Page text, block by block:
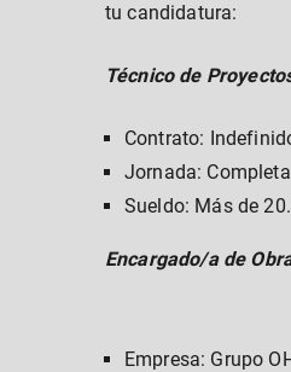
tu candidatura:
Técnico de
Contrato:
Jornada: Completa
Sueldo: Más de
Encargado/a de
Empresa: Grupo